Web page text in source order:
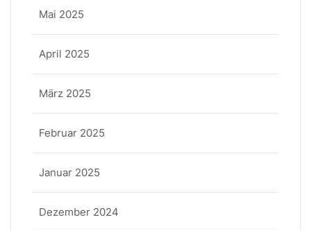
Mai 2025
April 2025
März 2025
Februar 2025
Januar 2025
Dezember 2024